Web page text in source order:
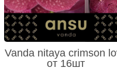
Vanda nitaya crimson
от 16шт